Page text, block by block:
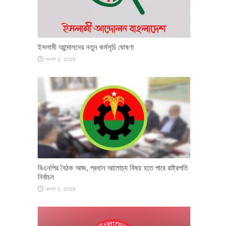
ইসলামী আন্দোলনের নতুন কর্মসূচি ঘোষণা
আগস্ট 2, 2026
বিএনপির বৈঠক আজ, প্রধান আলোচ্য বিষয় হতে পারে রাষ্ট্রপতি
নির্বাচন
আগস্ট 1, 2026